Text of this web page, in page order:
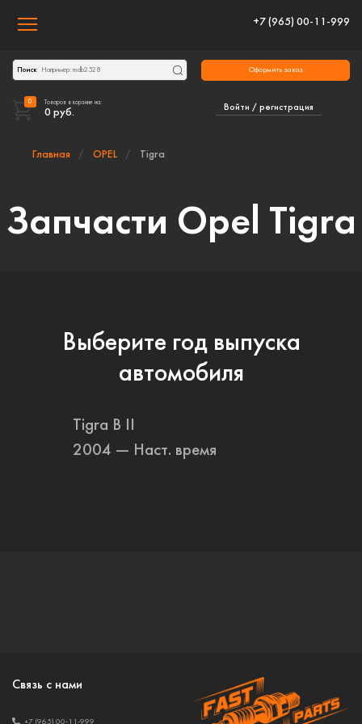
Toggle navigation
+7 (965) 00-11-999
Поиск
Войти / регистрация
0 Товаров в корзине на:
0 руб.
Оформить заказ
Главная OPEL Tigra
Запчасти Opel Tigra
Выберите год выпуска
автомобиля
Tigra B II
2004 — Наст. время
Связь с нами
+7 (965) 00-11-999